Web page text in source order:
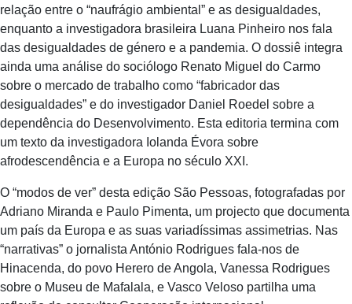
relação entre o “naufrágio ambiental” e as desigualdades,
enquanto a investigadora brasileira Luana Pinheiro nos fala
das desigualdades de género e a pandemia. O dossiê integra
ainda uma análise do sociólogo Renato Miguel do Carmo
sobre o mercado de trabalho como “fabricador das
desigualdades” e do investigador Daniel Roedel sobre a
dependência do Desenvolvimento. Esta editoria termina com
um texto da investigadora Iolanda Évora sobre
afrodescendência e a Europa no século XXI.
O “modos de ver” desta edição São Pessoas, fotografadas por
Adriano Miranda e Paulo Pimenta, um projecto que documenta
um país da Europa e as suas variadíssimas assimetrias. Nas
“narrativas” o jornalista António Rodrigues fala-nos de
Hinacenda, do povo Herero de Angola, Vanessa Rodrigues
sobre o Museu de Mafalala, e Vasco Veloso partilha uma